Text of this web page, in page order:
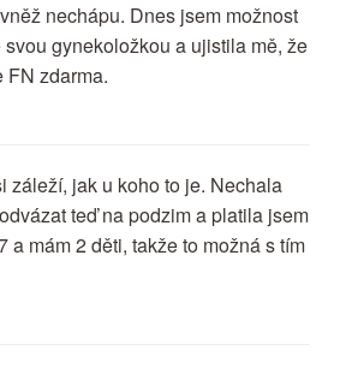
nechápu. Dnes jsem možnost
gynekoložkou a ujistila mě, že
FN zdarma.
záleží, jak u koho to je. Nechala
teď na podzim a platila jsem
a mám 2 děti, takže to možná s tím